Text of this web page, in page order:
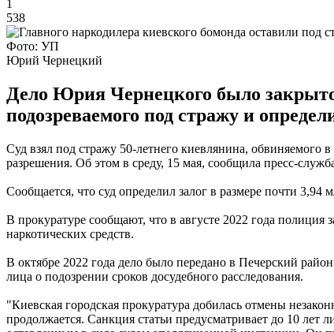
1
538
Фото: УП
Юрий Чернецкий
Дело Юрия Чернецкого было
подозреваемого под стражу и
Суд взял под стражу 50-летнего киевлянина, обвиняемого
разрешения. Об этом в среду, 15 мая, сообщила пресс-
Сообщается, что суд определил залог в размере почти 3,94
В прокуратуре сообщают, что в августе 2022 года полиция
наркотических средств.
В октябре 2022 года дело было передано в Печерский
лица о подозрении сроков досудебного расследования.
"Киевская городская прокуратура добилась отмены
продолжается. Санкция статьи предусматривает до 10